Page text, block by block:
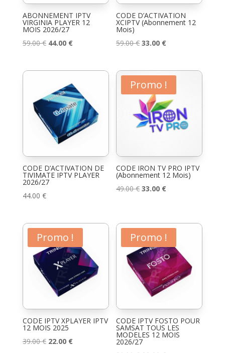
ABONNEMENT IPTV
VIRGINIA PLAYER 12
MOIS 2026/27
59.00€ Le
initial
59.00 €.
44.00 €Le
actuel
est :
44.00 €.
CODE D’ACTIVATION
XCIPTV (Abonnement 12
Mois)
59.00€ Le
initial
était :
59.00 €.
33.00 €Le
actuel
est :
33.00 €.
CODE D’ACTIVATION DE
TIVIMATE IPTV PLAYER
2026/27
44.00 €
Promo !
CODE IRON TV PRO IPTV
(Abonnement 12 Mois)
49.00€ Le
était :
49.00 €.
33.00 €Le
est :
33.00 €.
Promo !
CODE IPTV XPLAYER IPTV
12 MOIS 2025
39.00€ Le
22.00 €Le
Promo !
CODE IPTV FOSTO POUR
SAMSAT TOUS LES
MODELES 12 MOIS
2026/27